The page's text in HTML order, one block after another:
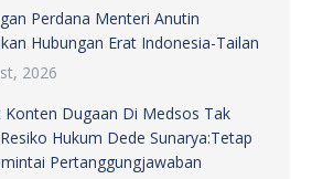
Perdana Menteri Anutin
Hubungan Erat Indonesia-Tailan
2026
Konten Dugaan Di Medsos Tak
Hukum Dede Sunarya:Tetap
Pertanggungjawaban